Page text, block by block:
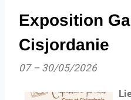
Exposition
Cisjordanie
07– 30/05/2026